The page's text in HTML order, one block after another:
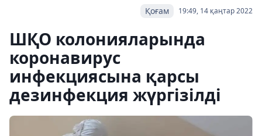
19:49, 14 қаңтар 2022
Қоғам
ШҚО колонияларында
коронавирус
инфекциясына қарсы
дезинфекция жүргізілді